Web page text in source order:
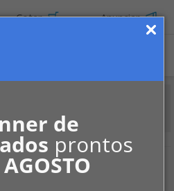
de
prontos
AGOSTO
Cotar Anunciar
Convivência